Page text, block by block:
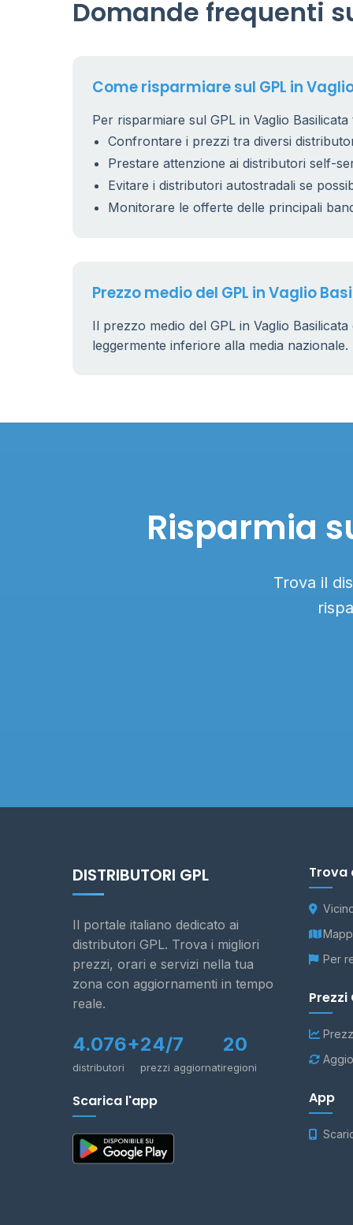
Domande frequenti
Come risparmiare sul GPL in
Per risparmiare sul GPL in Vaglio Basilicata
Confrontare i prezzi tra diversi
Prestare attenzione ai distributori self-
Evitare i distributori autostradali se
Monitorare le offerte delle principali
Prezzo medio del GPL in Vaglio
Il prezzo medio del GPL in Vaglio Basilicata
leggermente inferiore alla media nazionale.
Risparmia
Trova il
DISTRIBUTORI GPL
Il portale italiano dedicato ai
distributori GPL. Trova i migliori
prezzi, orari e servizi nella tua
zona con aggiornamenti in tempo
reale.
4.076+
distributori
24/7
prezzi aggiornati
20
regioni
Scarica l'app
Trova
Per
Prezzi
App